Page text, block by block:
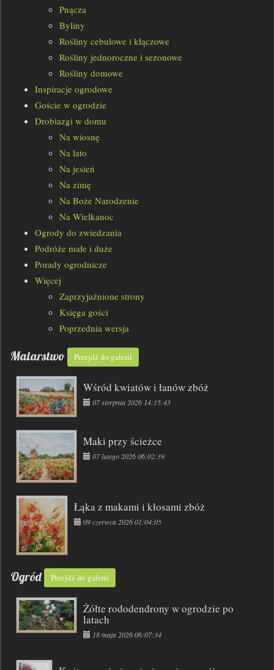
Pnącza
Byliny
Rośliny cebulowe i kłączowe
Rośliny jednoroczne i sezonowe
Rośliny domowe
Inspiracje ogrodowe
Goście w ogrodzie
Drobiazgi w domu
Na wiosnę
Na lato
Na jesień
Na zimę
Na Boże Narodzenie
Na Wielkanoc
Ogrody do zwiedzania
Podróże małe i duże
Porady ogrodnicze
Więcej
Zaprzyjaźnione strony
Księga gości
Poprzednia wersja
Malarstwo Przejdź do galerii
Wśród kwiatów i łanów zbóż
07 sierpnia 2026 14:15:43
Maki przy ścieżce
07 lutego 2026 06:02:39
Łąka z makami i kłosami zbóż
09 czerwca 2026 01:04:05
Ogród Przejdź do galerii
Żółte rododendrony w ogrodzie po
latach
18 maja 2026 06:07:34